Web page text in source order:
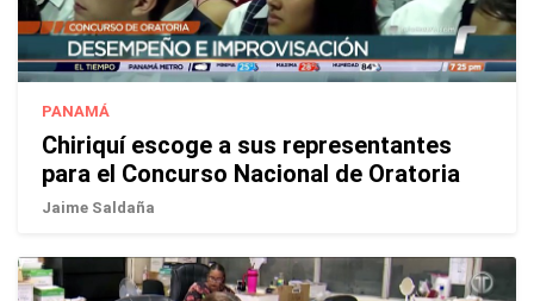
PANAMÁ
Chiriquí escoge a sus representantes
para el Concurso Nacional de Oratoria
Jaime Saldaña